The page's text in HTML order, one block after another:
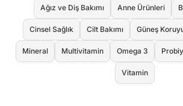
Ağız ve Diş Bakımı Anne Ürünleri
Cinsel Sağlık Cilt Bakımı Güneş
Mineral Multivitamin Omega 3
Vitamin